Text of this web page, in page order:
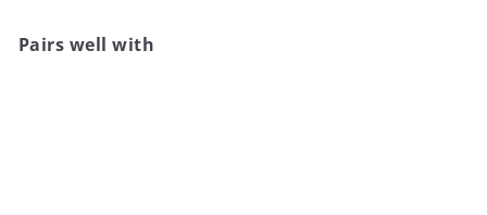
Pairs well with